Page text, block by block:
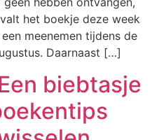
het boekje deze week
meenemen tijdens de
Daarnaast […]
biebtasje